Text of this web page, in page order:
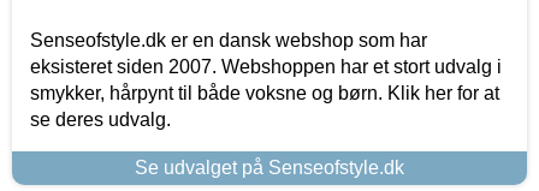
Senseofstyle.dk er en dansk webshop som har
eksisteret siden 2007. Webshoppen har et stort udvalg i
smykker, hårpynt til både voksne og børn. Klik her for at
se deres udvalg.
Se udvalget på Senseofstyle.dk